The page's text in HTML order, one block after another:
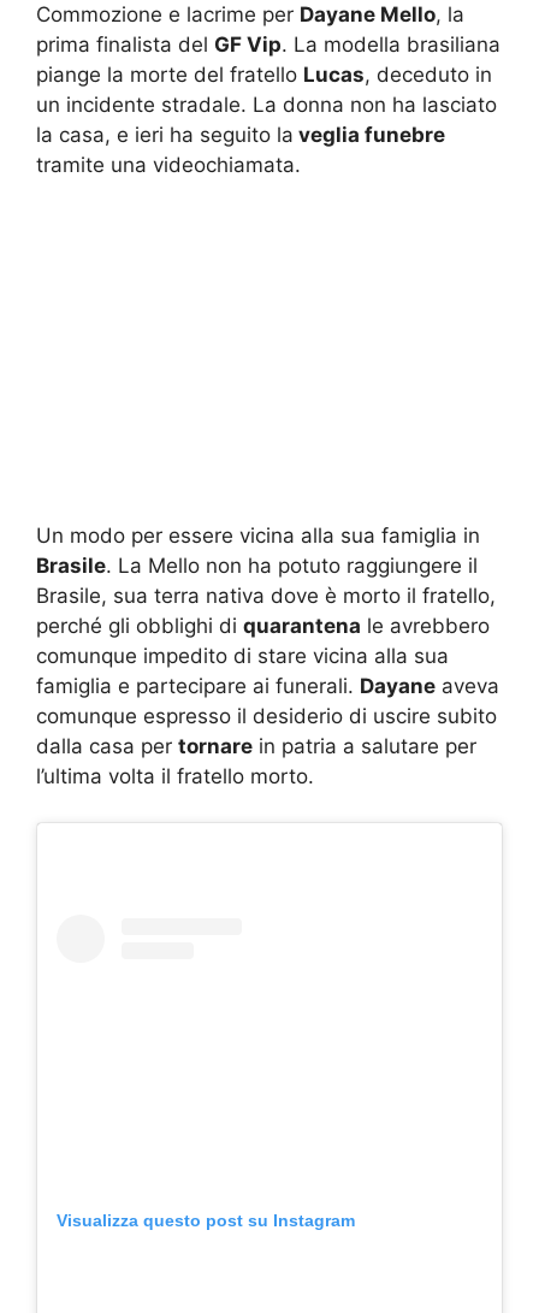
Commozione e lacrime per Dayane Mello, la
prima finalista del GF Vip. La modella brasiliana
piange la morte del fratello Lucas, deceduto in
un incidente stradale. La donna non ha lasciato
la casa, e ieri ha seguito la veglia funebre
tramite una videochiamata.
Un modo per essere vicina alla sua famiglia in
Brasile. La Mello non ha potuto raggiungere il
Brasile, sua terra nativa dove è morto il fratello,
perché gli obblighi di quarantena le avrebbero
comunque impedito di stare vicina alla sua
famiglia e partecipare ai funerali. Dayane aveva
comunque espresso il desiderio di uscire subito
dalla casa per tornare in patria a salutare per
l’ultima volta il fratello morto.
Visualizza questo post su Instagram